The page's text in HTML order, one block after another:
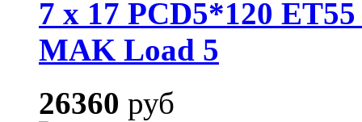
7 x 17 PCD5*120
MAK Load 5
26360 руб